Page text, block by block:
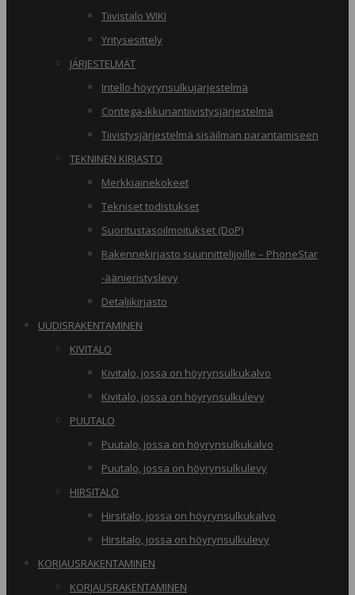
Tiivistalo WIKI
Yritysesittely
JÄRJESTELMÄT
Intello-höyrynsulkujärjestelmä
Contega-ikkunantiivistysjärjestelmä
Tiivistysjärjestelmä sisäilman parantamiseen
TEKNINEN KIRJASTO
Merkkiainekokeet
Tekniset todistukset
Suoritustasoilmoitukset (DoP)
Rakennekirjasto suunnittelijoille – PhoneStar
-äänieristyslevy
Detaljikirjasto
UUDISRAKENTAMINEN
KIVITALO
Kivitalo, jossa on höyrynsulkukalvo
Kivitalo, jossa on höyrynsulkulevy
PUUTALO
Puutalo, jossa on höyrynsulkukalvo
Puutalo, jossa on höyrynsulkulevy
HIRSITALO
Hirsitalo, jossa on höyrynsulkukalvo
Hirsitalo, jossa on höyrynsulkulevy
KORJAUSRAKENTAMINEN
KORJAUSRAKENTAMINEN